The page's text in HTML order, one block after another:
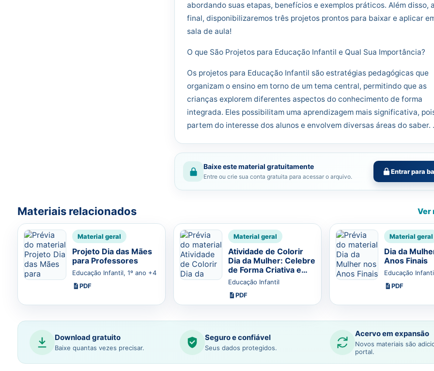
abordando suas etapas, benefícios e exemplos práticos. Além disso,
final, disponibilizaremos três projetos prontos para baixar e aplicar
sala de aula!
O que São Projetos para Educação Infantil e Qual Sua Importância?
Os projetos para Educação Infantil são estratégias pedagógicas que
organizam o ensino em torno de um tema central, permitindo que as
crianças explorem diferentes aspectos do conhecimento de forma
integrada. Eles possibilitam uma aprendizagem mais significativa,
partem do interesse dos alunos e envolvem diversas áreas do saber. .
Baixe este material gratuitamente
Entre ou crie sua conta gratuita para acessar o arquivo.
Entrar para
Materiais relacionados Ver
Material geral
Projeto Dia das Mães
para Professores
Educação Infantil, 1º ano +4
PDF
Material geral
Atividade de Colorir
Dia da Mulher: Celebre
de Forma Criativa e
Educativa
Educação Infantil
PDF
Material geral
Dia da
Anos Finais
Educação
PDF
Download gratuito
Baixe quantas vezes precisar.
Seguro e confiável
Seus dados protegidos.
Acervo em expansão
Novos materiais são
portal.